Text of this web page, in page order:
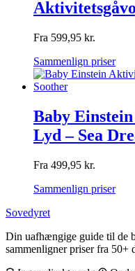
Fra 599,95 kr.
Sammenlign priser
Baby
Lyd – Sea
Fra 499,95 kr.
Sammenlign priser
Sovedyret
Din uafhængige guide til de
sammenligner priser fra 50+